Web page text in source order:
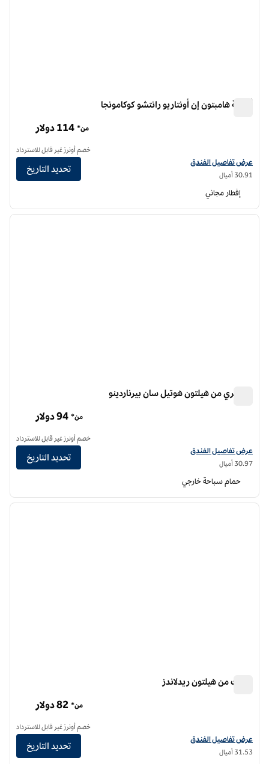
أجنحة هامبتون إن أونتاريو رانتشو كوكامونجا
عرض تفاصيل الفندق لفندق أجنحة هامبتون إن أونتاريو رانتشو كوكامونجا
عرض تفاصيل الفندق
30.91 أميال
من* 114 دولار
خصم أونرز غير قابل للاسترداد
تحديد التاريخ
إفطار مجاني
1 من 12
الصورة
دبل تري من هيلتون هوتيل سان بيرناردينو
عرض تفاصيل الفندق لفندق دبل تري من هيلتون سان برناردينو
عرض تفاصيل الفندق
30.97 أميال
من* 94 دولار
خصم أونرز غير قابل للاسترداد
تحديد التاريخ
حمام سباحة خارجي
1 من 12
الصورة
سبارك من هيلتون ريدلاندز
عرض تفاصيل الفندق لفندق سبارك من هيلتون ريدلاندز
عرض تفاصيل الفندق
31.53 أميال
من* 82 دولار
خصم أونرز غير قابل للاسترداد
تحديد التاريخ